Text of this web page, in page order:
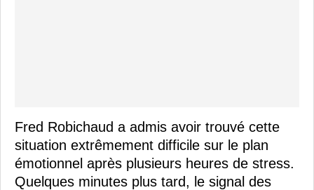
Fred Robichaud a admis avoir trouvé cette
situation extrêmement difficile sur le plan
émotionnel après plusieurs heures de stress.
Quelques minutes plus tard, le signal des